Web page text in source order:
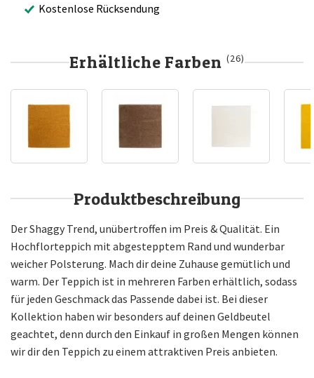
Kostenlose Rücksendung
Erhältliche Farben(26)
Produktbeschreibung
Der Shaggy Trend, unübertroffen im Preis & Qualität. Ein
Hochflorteppich mit abgestepptem Rand und wunderbar
weicher Polsterung. Mach dir deine Zuhause gemütlich und
warm. Der Teppich ist in mehreren Farben erhältlich, sodass
für jeden Geschmack das Passende dabei ist. Bei dieser
Kollektion haben wir besonders auf deinen Geldbeutel
geachtet, denn durch den Einkauf in großen Mengen können
wir dir den Teppich zu einem attraktiven Preis anbieten.